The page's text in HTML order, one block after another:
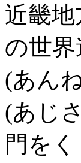
近畿
の世
(あん
(あじ
門を